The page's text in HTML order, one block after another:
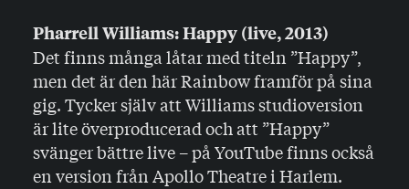
Pharrell Williams: Happy (live, 2013)
Det finns många låtar med titeln ”Happy”,
men det är den här Rainbow framför på sina
gig. Tycker själv att Williams studioversion
är lite överproducerad och att ”Happy”
svänger bättre live – på YouTube finns också
en version från Apollo Theatre i Harlem.